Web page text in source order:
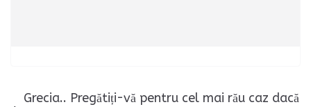
Grecia.. Pregătiți-vă pentru cel mai rău caz dacă